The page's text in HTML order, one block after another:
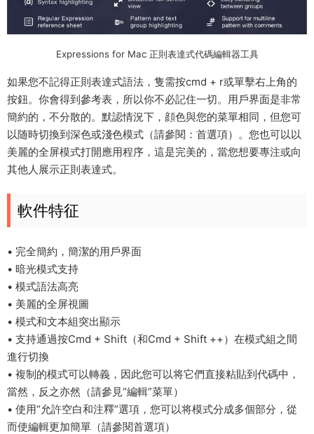
Expressions for Mac 正則表達式代碼編輯器工具
如果您不記得正則表達式語法，隻需按cmd + r或單擊右上角的
按鈕。你會得到參考表，所以你不必記住一切。用戶界面是非常
簡約的，不分散的。默認情況下，顔色與您的菜單相同，但您可
以随時切換到深色或淺色模式（請參閱：首選項）。您也可以以
美麗的全屏模式打開應用程序，這是完美的，當您想要專注或向
其他人展示正則表達式。
軟件特征
• 完全簡約，簡潔的用戶界面
• 暗光模式支持
• 模式語法高亮
• 美麗的全屏視圖
• 模式和文本組突出顯示
• 支持通過按Cmd + Shift（和Cmd + Shift ++）在模式組之間
進行切換
• 複制的模式可以轉義，因此您可以将它們直接粘貼到代碼中，
當然，反之亦然（請參見“編輯”菜單）
• 使用“允許空白和注釋”選項，您可以将模式分成多個部分，從
而使編輯更加簡單（請參閱首選項）